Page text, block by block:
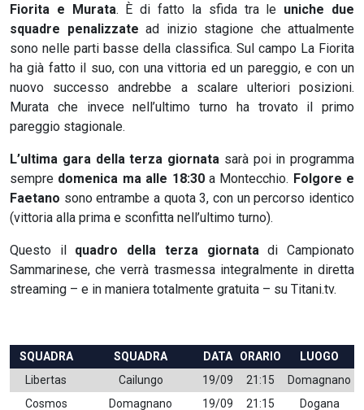
Fiorita e Murata. È di fatto la sfida tra le uniche due
squadre penalizzate ad inizio stagione che attualmente
sono nelle parti basse della classifica. Sul campo La Fiorita
ha già fatto il suo, con una vittoria ed un pareggio, e con un
nuovo successo andrebbe a scalare ulteriori posizioni.
Murata che invece nell’ultimo turno ha trovato il primo
pareggio stagionale.
L’ultima gara della terza giornata sarà poi in programma
sempre domenica ma alle 18:30a Montecchio. Folgore e
Faetano sono entrambe a quota 3, con un percorso identico
(vittoria alla prima e sconfitta nell’ultimo turno).
Questo il quadro della terza giornata di Campionato
Sammarinese, che verrà trasmessa integralmente in diretta
streaming – e in maniera totalmente gratuita – su Titani.tv.
SQUADRA SQUADRA DATA ORARIO
LUOGO
Libertas
Cailungo 19/09 21:15
Domagnano
Cosmos
Domagnano 19/09 21:15 Dogana